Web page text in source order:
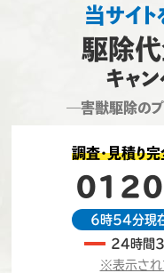
当サイ
駆除
キャ
―害獣駆除の
調査・見積り
6時54分現在
24時間
※表示され